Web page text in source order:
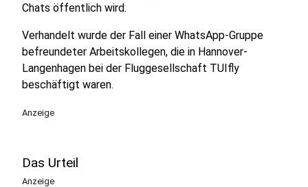
Chats öffentlich wird.
Verhandelt wurde der Fall einer WhatsApp-Gruppe
befreundeter Arbeitskollegen, die in Hannover-
Langenhagen bei der Fluggesellschaft TUIfly
beschäftigt waren.
Anzeige
Das Urteil
Anzeige